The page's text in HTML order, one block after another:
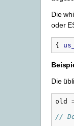
Die
oder
{
Die
old
//